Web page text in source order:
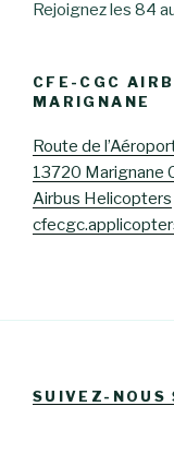
Rejoignez les 84
CFE-CGC
MARIGNANE
Route de
13720 Marignane
Airbus Helicopters
SUIVEZ-NOUS